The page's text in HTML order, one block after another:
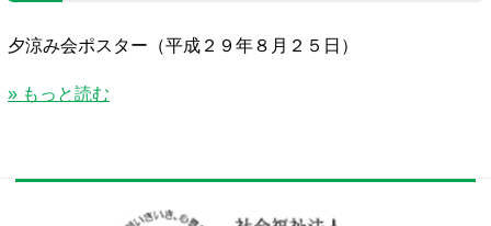
夕涼み会ポスター（平成２９年８月２５日）
» もっと読む